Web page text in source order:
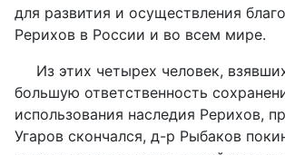
для развития и осуществления
Рерихов в России и во всем мире.
Из этих четырех человек,
большую ответственность
использования наследия Рерихов,
Угаров скончался, д-р Рыбаков